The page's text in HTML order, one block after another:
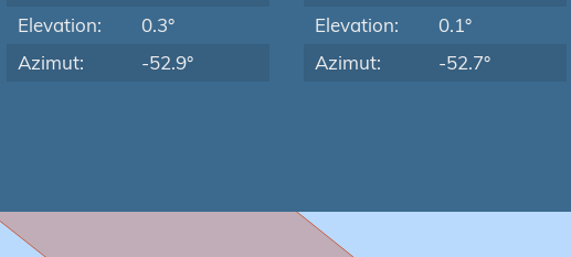
Elevation:
0.3°
Azimut:
-52.9°
Elevation:
0.1°
Azimut:
-52.7°